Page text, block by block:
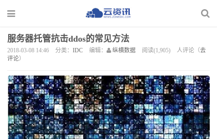
服务器托管抗击ddos的常见方法
2018-03-08 14:46 分类： IDC 编辑： 纵横数据 阅读(1,905) 人评论（去
评论）